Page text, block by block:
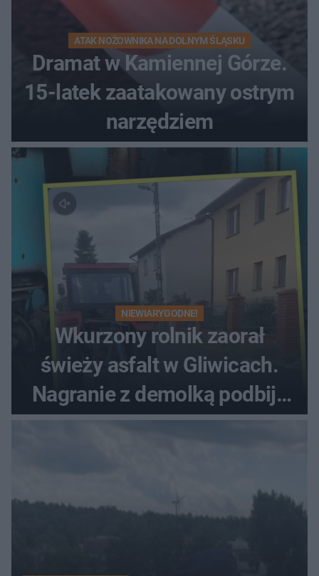
ATAK NOŻOWNIKA NA DOLNYM ŚLĄSKU
Dramat w Kamiennej Górze.
15-latek zaatakowany ostrym
narzędziem
NIEWIARYGODNE!
Wkurzony rolnik zaorał
świeży asfalt w Gliwicach.
Nagranie z demolką podbija
sieć